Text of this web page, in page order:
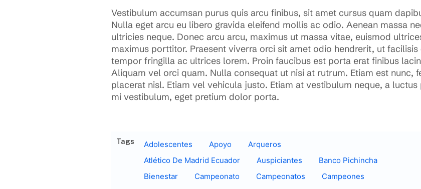
Vestibulum accumsan purus quis arcu finibus, sit amet cursus quam
Nulla eget arcu eu libero gravida eleifend mollis ac odio. Aenean massa
ultricies neque. Donec arcu arcu, maximus ut massa vitae, euismod
maximus porttitor. Praesent viverra orci sit amet odio hendrerit, ut
tempor fringilla ac ultrices lorem. Proin faucibus est porta erat finibus
Aliquam vel orci quam. Nulla consequat ut nisi at rutrum. Etiam est nunc,
placerat nisl. Etiam vel vehicula justo. Etiam at vestibulum neque, a
mi vestibulum, eget pretium dolor porta.
Tags Adolescentes Apoyo
Arqueros
Atlético De Madrid Ecuador
Auspiciantes
Banco Pichincha
Bienestar
Campeonato Campeonatos
Campeones